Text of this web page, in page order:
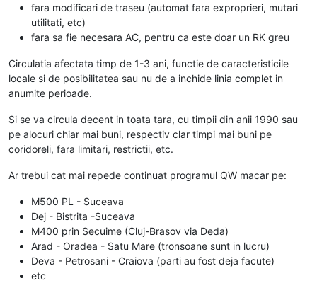
fara modificari de traseu (automat fara exproprieri, mutari
utilitati, etc)
fara sa fie necesara AC, pentru ca este doar un RK greu
Circulatia afectata timp de 1-3 ani, functie de caracteristicile
locale si de posibilitatea sau nu de a inchide linia complet in
anumite perioade.
Si se va circula decent in toata tara, cu timpii din anii 1990 sau
pe alocuri chiar mai buni, respectiv clar timpi mai buni pe
coridoreli, fara limitari, restrictii, etc.
Ar trebui cat mai repede continuat programul QW macar pe:
M500 PL - Suceava
Dej - Bistrita -Suceava
M400 prin Secuime (Cluj-Brasov via Deda)
Arad - Oradea - Satu Mare (tronsoane sunt in lucru)
Deva - Petrosani - Craiova (parti au fost deja facute)
etc